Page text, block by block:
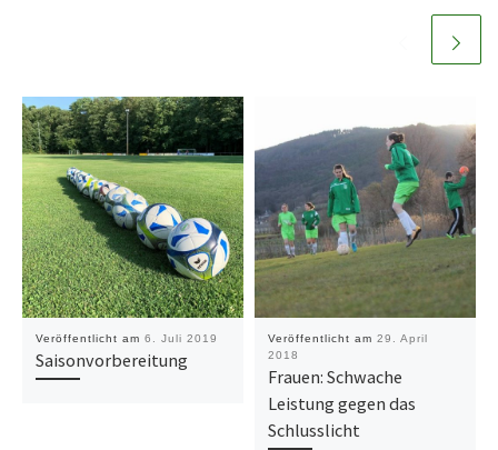
Veröffentlicht am 6. Juli 2019
Saisonvorbereitung
Veröffentlicht am 29. April
2018
Frauen: Schwache
Leistung gegen das
Schlusslicht